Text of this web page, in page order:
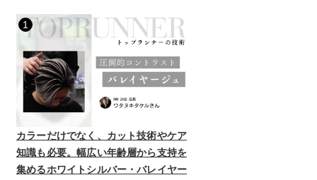
1
カラーだけでなく、カット技術やケア
知識も必要。幅広い年齢層から支持を
集めるホワイトシルバー・バレイヤー